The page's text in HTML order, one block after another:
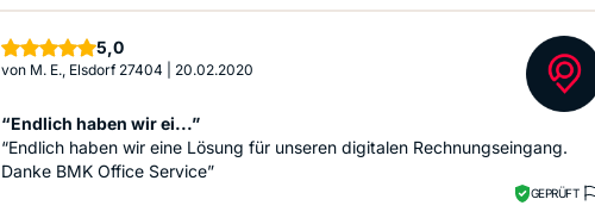
5,0Sterne
von M. E., Elsdorf 27404 20.02.2020
“Endlich haben wir ei...”
“Endlich haben wir eine Lösung für unseren digitalen Rechnungseingang.
Danke BMK Office Service”
GEPRÜFT